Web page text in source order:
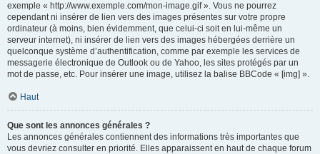
exemple « http://www.exemple.com/mon-image.gif ». Vous ne pourrez
cependant ni insérer de lien vers des images présentes sur votre propre
ordinateur (à moins, bien évidemment, que celui-ci soit en lui-même un
serveur internet), ni insérer de lien vers des images hébergées derrière un
quelconque système d’authentification, comme par exemple les services de
messagerie électronique de Outlook ou de Yahoo, les sites protégés par un
mot de passe, etc. Pour insérer une image, utilisez la balise BBCode « [img] ».
Haut
Que sont les annonces générales ?
Les annonces générales contiennent des informations très importantes que
vous devriez consulter en priorité. Elles apparaissent en haut de chaque forum